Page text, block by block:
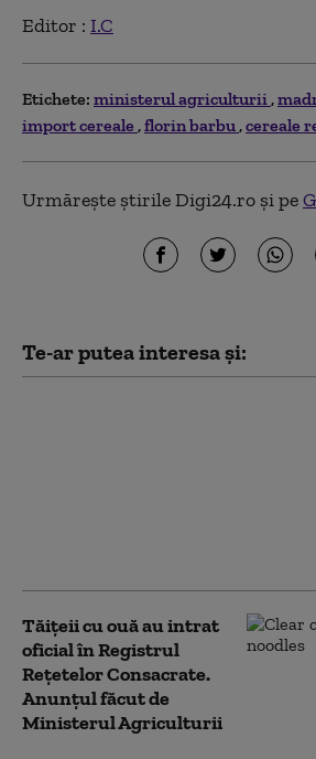
Editor : I.C
Etichete: ministerul agriculturii
import cereale florin barbu cereale
Urmărește știrile Digi24.ro și pe
Te-ar putea interesa și:
Tăițeii cu ouă au intrat
oficial în Registrul
Rețetelor Consacrate.
Anunțul făcut de
Ministerul Agriculturii